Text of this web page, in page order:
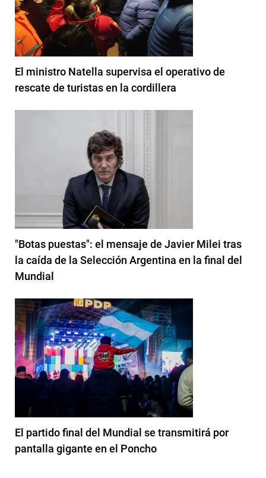
El ministro Natella supervisa el operativo de
rescate de turistas en la cordillera
"Botas puestas": el mensaje de Javier Milei tras
la caída de la Selección Argentina en la final del
Mundial
El partido final del Mundial se transmitirá por
pantalla gigante en el Poncho